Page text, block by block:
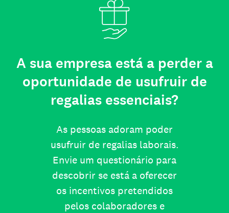
A sua empresa está a perder a
oportunidade de usufruir de
regalias essenciais?
As pessoas adoram poder
usufruir de regalias laborais.
Envie um questionário para
descobrir se está a oferecer
os incentivos pretendidos
pelos colaboradores e